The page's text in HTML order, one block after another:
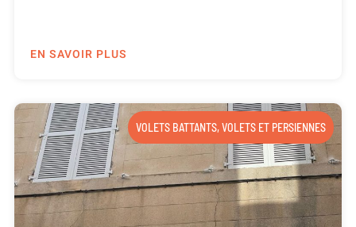
EN SAVOIR PLUS
VOLETS BATTANTS,VOLETS ET PERSIENNES